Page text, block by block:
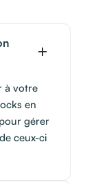
à votre
en
gérer
ceux-ci